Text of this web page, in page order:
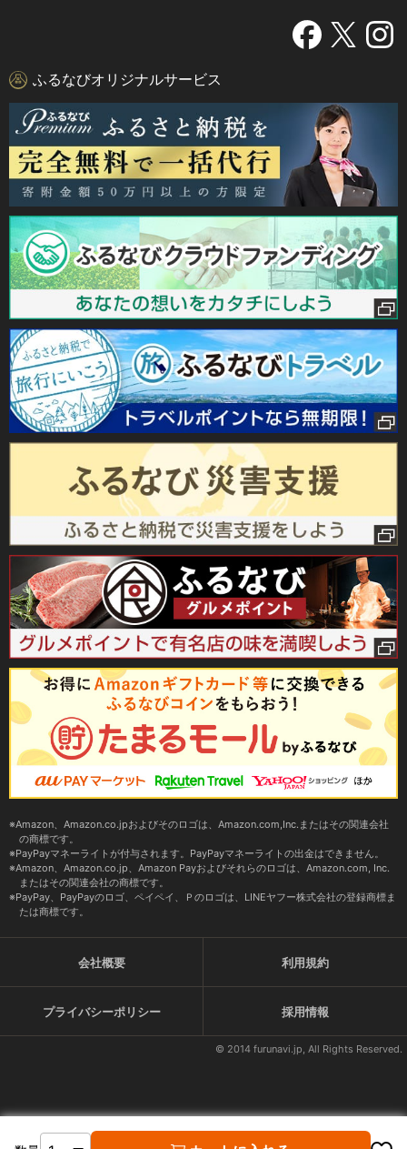
ふるなびオリジナルサービス
Amazon、Amazon.co.jpおよびそのロゴは、Amazon.com,Inc.またはその関連会社
の商標です。
PayPayマネーライトが付与されます。PayPayマネーライトの出金はできません。
Amazon、Amazon.co.jp、Amazon Payおよびそれらのロゴは、Amazon.com, Inc.
またはその関連会社の商標です。
PayPay、PayPayのロゴ、ペイペイ、Ｐのロゴは、LINEヤフー株式会社の登録商標ま
たは商標です。
会社概要 利用規約
プライバシーポリシー 採用情報
© 2014 furunavi.jp, All Rights Reserved.